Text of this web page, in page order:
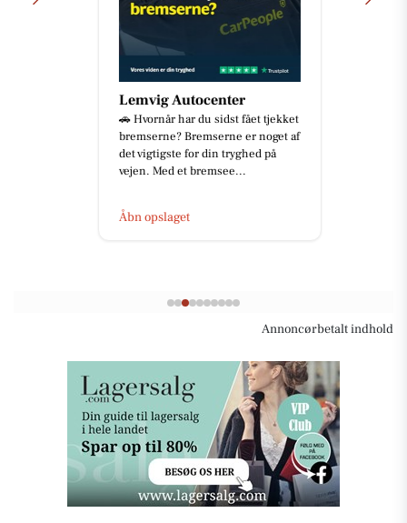
Lemvig Autocenter
🚗 Hvornår har du sidst fået tjekket
bremserne? Bremserne er noget af
det vigtigste for din tryghed på
vejen. Med et bremsee...
Åbn opslaget
Annoncørbetalt indhold